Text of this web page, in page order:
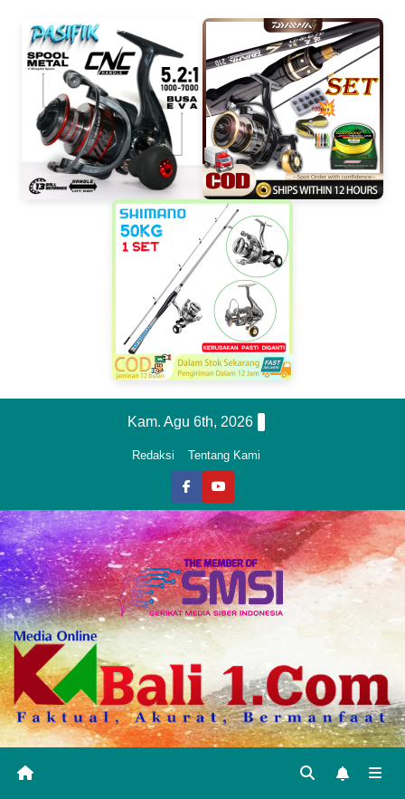
Kam. Agu 6th, 2026
Redaksi Tentang Kami